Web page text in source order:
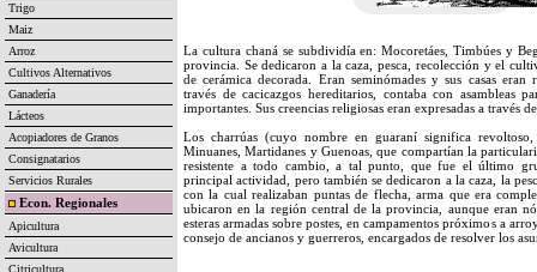
Trigo
Maiz
Arroz
Cultivos Alternativos
Ganadería
Lácteos
Acopiadores de Granos
Consignatarios
Servicios Rurales
Econ. Regionales
Apicultura
Avicultura
Citricultura
La cultura chaná se subdividía en: Mocoretáes, Timbúes y
provincia. Se dedicaron a la caza, pesca, recolección y el
de cerámica decorada. Eran seminómades y sus casas eran
través de cacicazgos hereditarios, contaba con asambleas
importantes. Sus creencias religiosas eran expresadas a través
Los charrúas (cuyo nombre en guaraní significa
Minuanes, Martidanes y Guenoas, que compartían la
resistente a todo cambio, a tal punto, que fue el último
principal actividad, pero también se dedicaron a la caza, la
con la cual realizaban puntas de flecha, arma que era
ubicaron en la región central de la provincia, aunque eran
esteras armadas sobre postes, en campamentos próximos a
consejo de ancianos y guerreros, encargados de resolver los